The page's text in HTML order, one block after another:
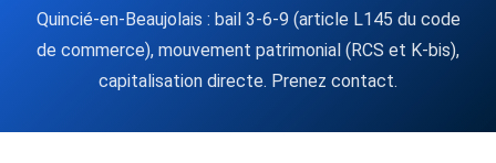
Quincié-en-Beaujolais : bail 3-6-9 (article L145 du code
de commerce), mouvement patrimonial (RCS et K-bis),
capitalisation directe. Prenez contact.